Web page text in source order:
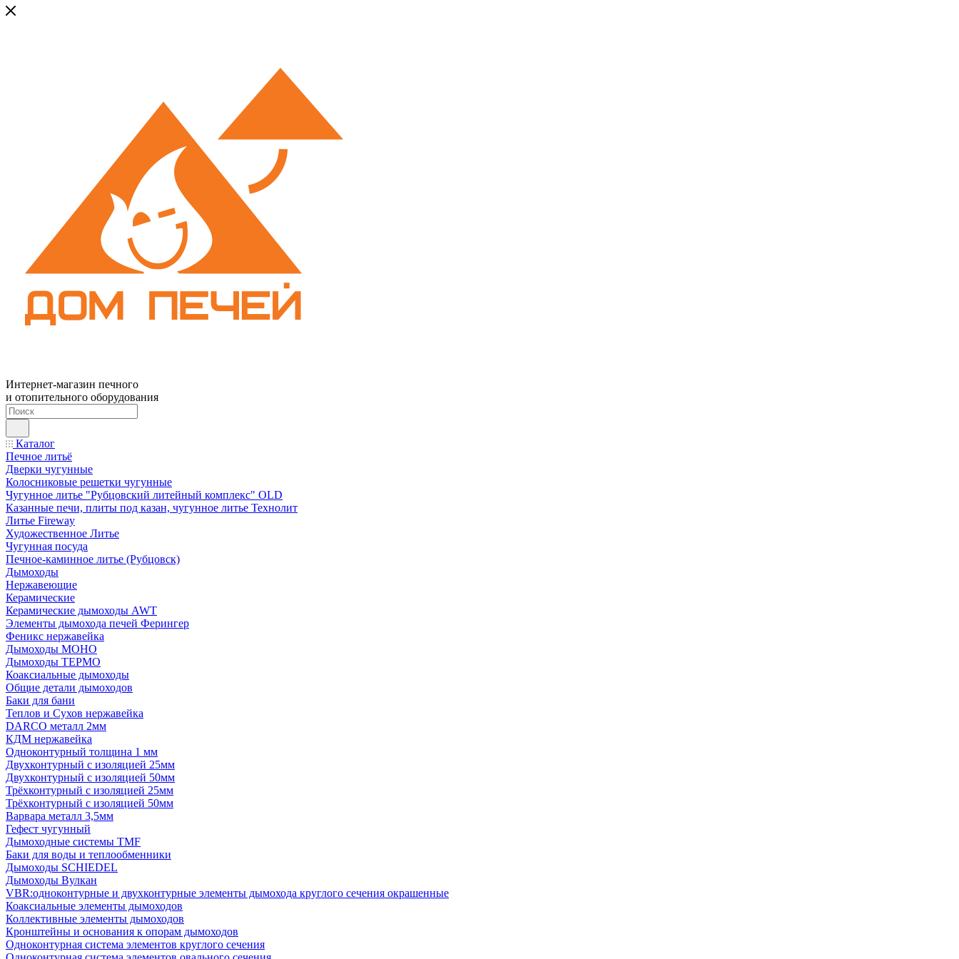
Интернет-магазин печного
и отопительного оборудования
Каталог
Печное литьё
Дверки чугунные
Колосниковые решетки чугунные
Чугунное литье "Рубцовский литейный комплекс" OLD
Казанные печи, плиты под казан, чугунное литье Технолит
Литье Fireway
Художественное Литье
Чугунная посуда
Печное-каминное литье (Рубцовск)
Дымоходы
Нержавеющие
Керамические
Керамические дымоходы AWT
Элементы дымохода печей Ферингер
Феникс нержавейка
Дымоходы МОНО
Дымоходы ТЕРМО
Коаксиальные дымоходы
Общие детали дымоходов
Баки для бани
Теплов и Сухов нержавейка
DARCO металл 2мм
КДМ нержавейка
Одноконтурный толщина 1 мм
Двухконтурный с изоляцией 25мм
Двухконтурный с изоляцией 50мм
Трёхконтурный с изоляцией 25мм
Трёхконтурный с изоляцией 50мм
Варвара металл 3,5мм
Гефест чугунный
Дымоходные системы TMF
Баки для воды и теплообменники
Дымоходы SCHIEDEL
Дымоходы Вулкан
VBR:одноконтурные и двухконтурные элементы дымохода круглого сечения окрашенные
Коаксиальные элементы дымоходов
Коллективные элементы дымоходов
Кронштейны и основания к опорам дымоходов
Одноконтурная система элементов круглого сечения